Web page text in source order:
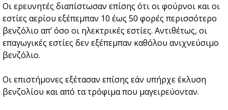
Οι ερευνητές διαπίστωσαν επίσης ότι οι φούρνοι και οι
εστίες αερίου εξέπεμπαν 10 έως 50 φορές περισσότερο
βενζόλιο απ’ όσο οι ηλεκτρικές εστίες. Αντιθέτως, οι
επαγωγικές εστίες δεν εξέπεμπαν καθόλου ανιχνεύσιμο
βενζόλιο.
Οι επιστήμονες εξέτασαν επίσης εάν υπήρχε έκλυση
βενζολίου και από τα τρόφιμα που μαγειρεύονταν.